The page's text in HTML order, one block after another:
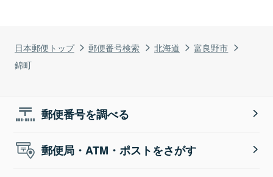
日本郵便トップ 郵便番号検索 北海道
富良野市
錦町
郵便番号を調べる
郵便局・ATM・ポストをさがす